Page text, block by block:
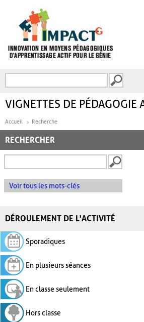
FORMULAIRE DE
VIGNETTES DE PÉDAGOGIE
Accueil Recherche
RECHERCHER
Voir tous les mots-clés
DÉROULEMENT DE L'ACTIVITÉ
Sporadiques
En plusieurs séances
En classe seulement
Hors classe